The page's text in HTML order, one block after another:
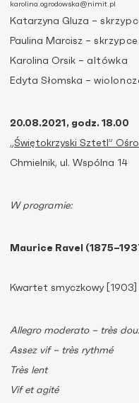
Katarzyna Gluza –
Paulina Marcisz – skrzypce
Karolina Orsik – altówka
Edyta Słomska –
20.08.2021, godz. 18.00
„Świętokrzyski Sztetl”
Chmielnik, ul. Wspólna 14
W programie:
Maurice Ravel
Kwartet smyczkowy [1903]
Allegro moderato – très
Assez vif – très rythmé
Très lent
Vif et agité
karolina.ogrodowska@nimit.pl